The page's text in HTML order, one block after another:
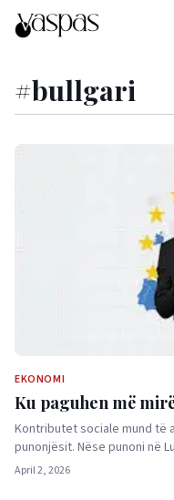
#bullgari
EKONOMI
Ku paguhen më
Kontributet sociale mund të
punonjësit. Nëse punoni në
April 2, 2026